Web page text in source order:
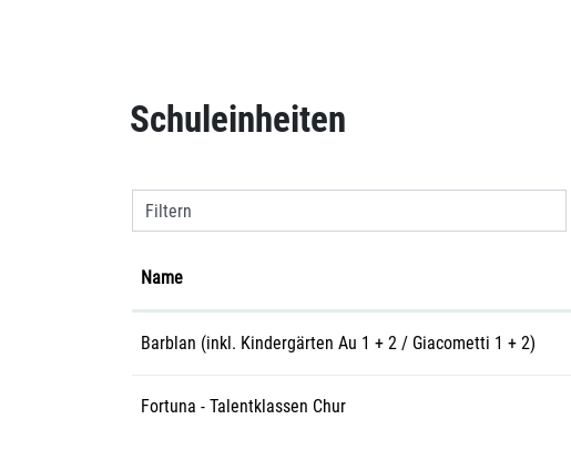
Inhalt
Schuleinheiten
Filtern
Name
Barblan (inkl. Kindergärten Au 1 + 2 / Giacometti 1 + 2)
Fortuna - Talentklassen Chur